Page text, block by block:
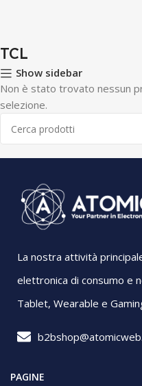
TCL
Show sidebar
Non è stato trovato nessun
selezione.
La nostra attività
elettronica di consumo e
Tablet, Wearable e
PAGINE